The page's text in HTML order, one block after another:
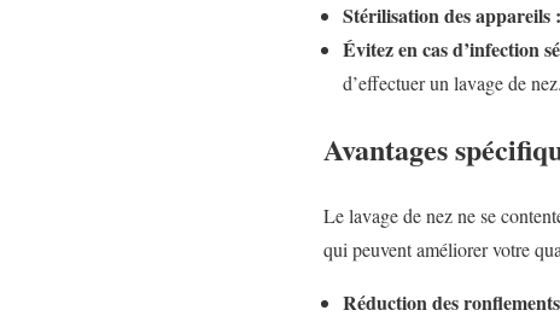
Stérilisation des appareils :
Évitez en cas d’infection
d’effectuer un lavage de nez.
Avantages
Le lavage de nez ne se
qui peuvent améliorer votre
Réduction des